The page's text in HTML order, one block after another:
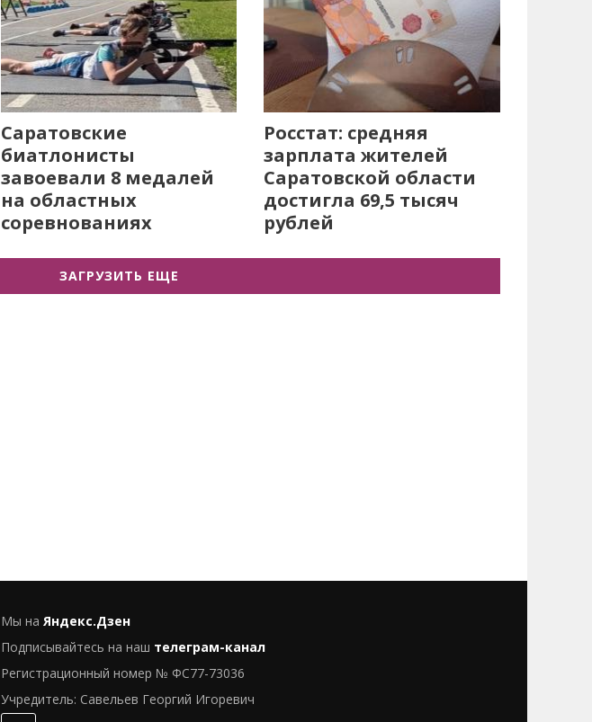
Саратовские
биатлонисты
завоевали 8 медалей
на областных
соревнованиях
Росстат: средняя
зарплата жителей
Саратовской области
достигла 69,5 тысяч
рублей
ЗАГРУЗИТЬ ЕЩЕ
Мы на Яндекс.Дзен
Подписывайтесь на наш телеграм-канал
Регистрационный номер № ФС77-73036
Учредитель: Савельев Георгий Игоревич